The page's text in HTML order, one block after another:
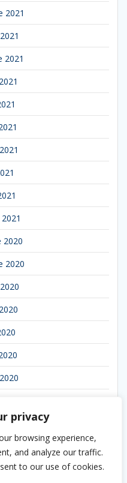
privacy
browsing experience,
and analyze our traffic.
to our use of cookies.
2021
2021
2020
2020